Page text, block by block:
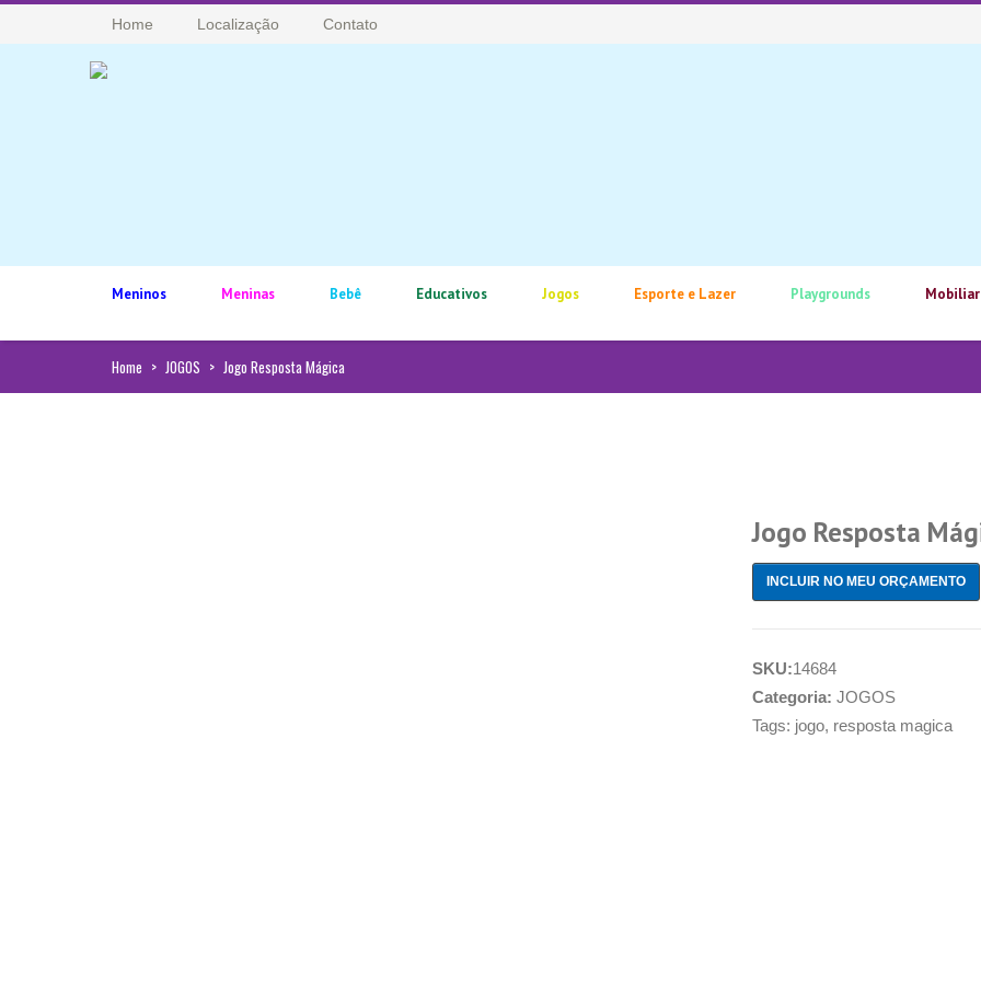
Home Localização Contato
Meninos Meninas Bebê Educativos Jogos Esporte e Lazer Playgrounds
Home > JOGOS > Jogo Resposta Mágica
Jogo Resposta
INCLUIR NO MEU ORÇAMENTO
SKU:14684
Categoria: JOGOS
Tags: jogo, resposta magica